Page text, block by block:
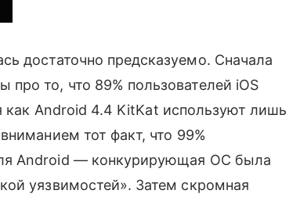
достаточно предсказуемо. Сначала
то, что 89% пользователей iOS
как Android 4.4 KitKat используют лишь
тот факт, что 99%
Android — конкурирующая ОС была
уязвимостей». Затем скромная